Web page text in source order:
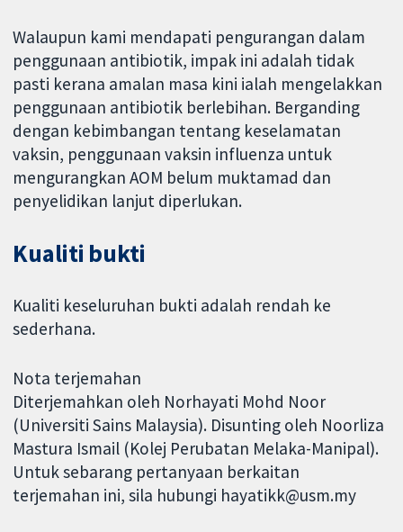
Walaupun kami mendapati pengurangan dalam
penggunaan antibiotik, impak ini adalah tidak
pasti kerana amalan masa kini ialah mengelakkan
penggunaan antibiotik berlebihan. Berganding
dengan kebimbangan tentang keselamatan
vaksin, penggunaan vaksin influenza untuk
mengurangkan AOM belum muktamad dan
penyelidikan lanjut diperlukan.
Kualiti bukti
Kualiti keseluruhan bukti adalah rendah ke
sederhana.
Nota terjemahan
Diterjemahkan oleh Norhayati Mohd Noor
(Universiti Sains Malaysia). Disunting oleh Noorliza
Mastura Ismail (Kolej Perubatan Melaka-Manipal).
Untuk sebarang pertanyaan berkaitan
terjemahan ini, sila hubungi hayatikk@usm.my